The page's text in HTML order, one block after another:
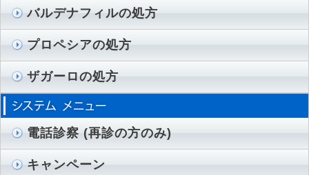
バルデナフィルの処方
プロペシアの処方
ザガーロの処方
電話診察 (再診の方のみ)
キャンペーン